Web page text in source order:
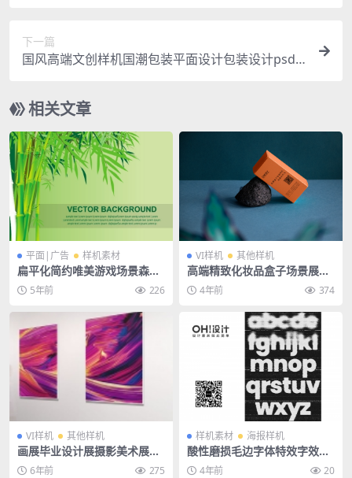
下一篇
国风高端文创样机国潮包装平面设计包装设计psd
相关文章
平面|广告 样机素材
扁平化简约唯美游戏场景森林
山脉风景插画banner背景素
材 5年前 226
VI样机 其他样机
高端精致化妆品盒子场景展示
PSD样机素材
4年前 374
VI样机 其他样机
画展毕业设计展摄影美术展览
馆海报画框场景样机
6年前 275
样机素材 海报样机
酸性磨损毛边字体特效字效字
体样机素材
4年前 20